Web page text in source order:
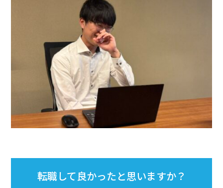
転職して良かったと思いますか？